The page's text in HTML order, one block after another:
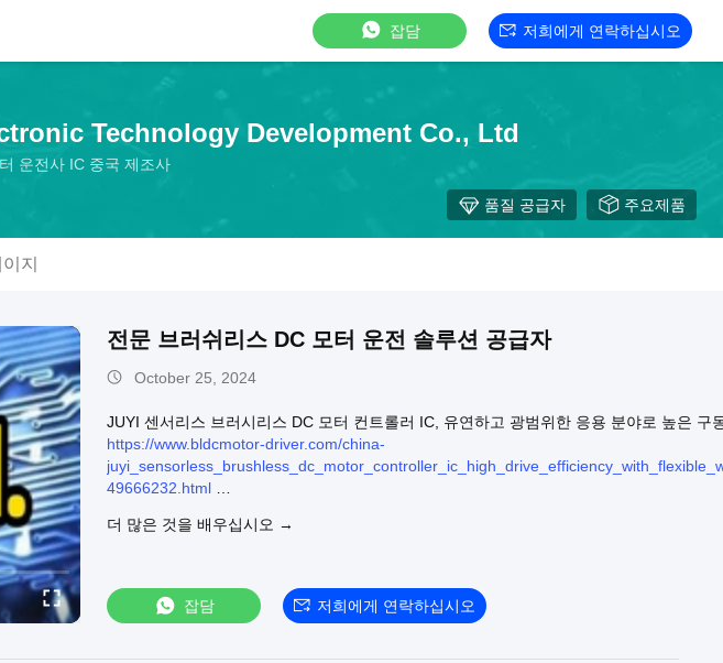
잡담 저희에게 연락하십시오
Technology Development Co., Ltd
운전사 IC 중국 제조사
품질 공급자 주요제품
지
전문 브러쉬리스 DC 모터 운전 솔루션 공급자
October 25, 2024
JUYI 센서리스 브러시리스 DC 모터 컨트롤러 IC, 유연하고 광범위한 응용 분야로 높은 구
https://www.bldcmotor-driver.com/china-
49666232.html
다음 제품을 공급할 수 있습니다:
센서리스 BLDC 모터 드라이버:https://www.bldcmotor-driver.com/supplier-
sensorless_bldc_motor_driver-321895.html
더 많은 것을 배우십시오 →
잡담 저희에게 연락하십시오